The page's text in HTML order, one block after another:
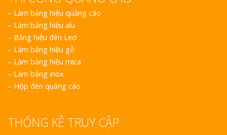
– Làm bảng hiệu quảng cáo
– Làm bảng hiệu alu
– Bảng hiệu đèn Led
– Làm bảng hiệu gỗ
– Làm bảng hiệu mica
– Làm bảng inox
– Hộp đèn quảng cáo
THỐNG KÊ TRUY CẬP